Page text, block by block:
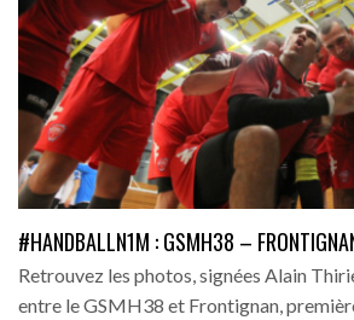
#HANDBALLN1M : GSMH38 –
Retrouvez les photos, signées Alain
entre le GSMH38 et Frontignan,